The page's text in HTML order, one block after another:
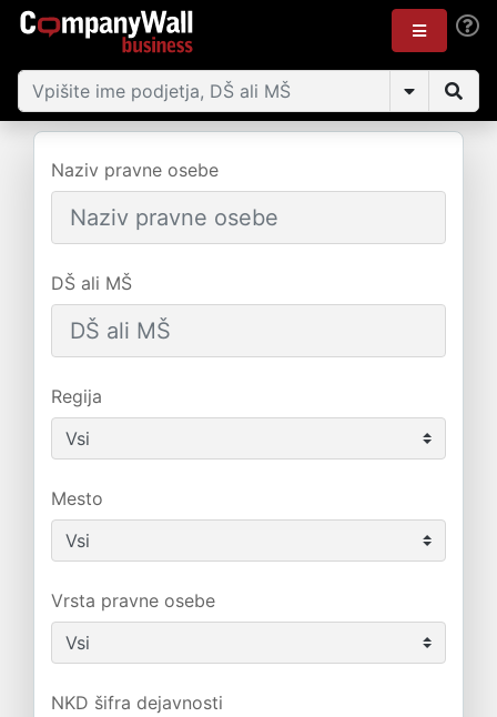
Naziv pravne osebe
DŠ ali MŠ
Regija
Mesto
Vrsta pravne osebe
NKD šifra dejavnosti